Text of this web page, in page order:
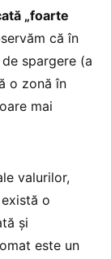
„foarte
că în
spargere (a
o zonă în
mai
valurilor,
o
și
este un